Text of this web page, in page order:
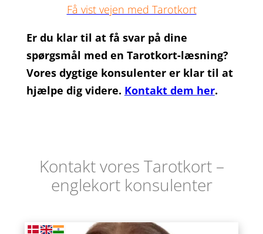
Få vist vejen med Tarotkort
Er du klar til at få svar på dine
spørgsmål med en Tarotkort-læsning?
Vores dygtige konsulenter er klar til at
hjælpe dig videre. Kontakt dem her.
Kontakt vores Tarotkort –
englekort konsulenter